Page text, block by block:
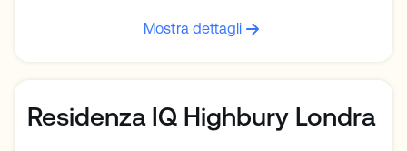
Mostra dettagli
Residenza IQ Highbury Londra